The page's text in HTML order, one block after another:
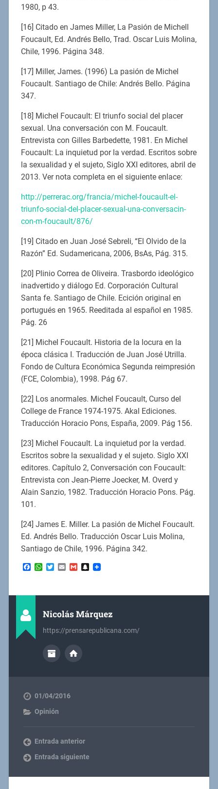
1980, p 43.
[16] Citado en James Miller, La Pasión de Michell
Foucault, Ed. Andrés Bello, Trad. Oscar Luis Molina,
Chile, 1996. Página 348.
[17] Miller, James. (1996) La pasión de Michel
Foucault. Santiago de Chile: Andrés Bello. Página
347.
[18] Michel Foucault: El triunfo social del placer
sexual. Una conversación con M. Foucault.
Entrevista con Gilles Barbedette, 1981. En Michel
Foucault: La inquietud por la verdad. Escritos sobre
la sexualidad y el sujeto, Siglo XXI editores, abril de
2013. Ver nota completa en el siguiente enlace:
http://perrerac.org/francia/michel-foucault-el-
triunfo-social-del-placer-sexual-una-conversacin-
con-m-foucault/876/
[19] Citado en Juan José Sebreli, “El Olvido de la
Razón” Ed. Sudamericana, 2006, BsAs, Pág. 315.
[20] Plinio Correa de Oliveira. Trasbordo ideológico
inadvertido y diálogo Ed. Corporación Cultural
Santa fe. Santiago de Chile. Ecición original en
portugués en 1965. Reeditada al español en 1985.
Pág. 26
[21] Michel Foucault. Historia de la locura en la
época clásica I. Traducción de Juan José Utrilla.
Fondo de Cultura Económica Segunda reimpresión
(FCE, Colombia), 1998. Pág 67.
[22] Los anormales. Michel Foucault, Curso del
College de France 1974-1975. Akal Ediciones.
Traducción Horacio Pons, España, 2009. Pág 156.
[23] Michel Foucault. La inquietud por la verdad.
Escritos sobre la sexualidad y el sujeto. Siglo XXI
editores. Capítulo 2, Conversación con Foucault:
Entrevista con Jean-Pierre Joecker, M. Overd y
Alain Sanzio, 1982. Traducción Horacio Pons. Pág.
101.
[24] James E. Miller. La pasión de Michel Foucault.
Ed. Andrés Bello. Traducción Oscar Luis Molina,
Santiago de Chile, 1996. Página 342.
Facebook
WhatsApp
Twitter
EmailGmailSnapchat
Nicolás Márquez
https://prensarepublicana.com/
01/04/2016
Opinión
Entrada anterior
Entrada siguiente